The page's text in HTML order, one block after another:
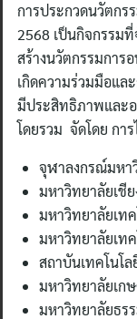
การประกวดนวัตกร
2568 เป็นกิจกรรม
สร้างนวัตกรรมการ
เกิดความร่วมมือแล
มีประสิทธิภาพและ
โดยรวม จัดโดย กา
จุฬาลงกรณ์มหา
มหาวิทยาลัยเชีย
มหาวิทยาลัยเท
มหาวิทยาลัยเท
สถาบันเทคโนโ
มหาวิทยาลัยเก
มหาวิทยาลัยธร